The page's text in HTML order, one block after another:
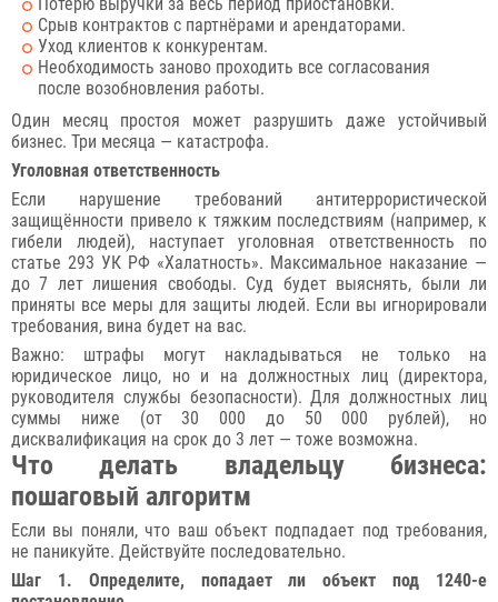
Срыв контрактов с партнёрами и арендаторами.
Уход клиентов к конкурентам.
Необходимость заново проходить все согласования
после возобновления работы.
Один месяц простоя может разрушить даже устойчивый
бизнес. Три месяца — катастрофа.
Уголовная ответственность
Если нарушение требований антитеррористической
защищённости привело к тяжким последствиям (например, к
гибели людей), наступает уголовная ответственность по
статье 293 УК РФ «Халатность». Максимальное наказание —
до 7 лет лишения свободы. Суд будет выяснять, были ли
приняты все меры для защиты людей. Если вы игнорировали
требования, вина будет на вас.
Важно: штрафы могут накладываться не только на
юридическое лицо, но и на должностных лиц (директора,
руководителя службы безопасности). Для должностных лиц
суммы ниже (от 30 000 до 50 000 рублей), но
дисквалификация на срок до 3 лет — тоже возможна.
Что делать владельцу бизнеса:
пошаговый алгоритм
Если вы поняли, что ваш объект подпадает под требования,
не паникуйте. Действуйте последовательно.
Шаг 1. Определите, попадает ли объект под 1240-е